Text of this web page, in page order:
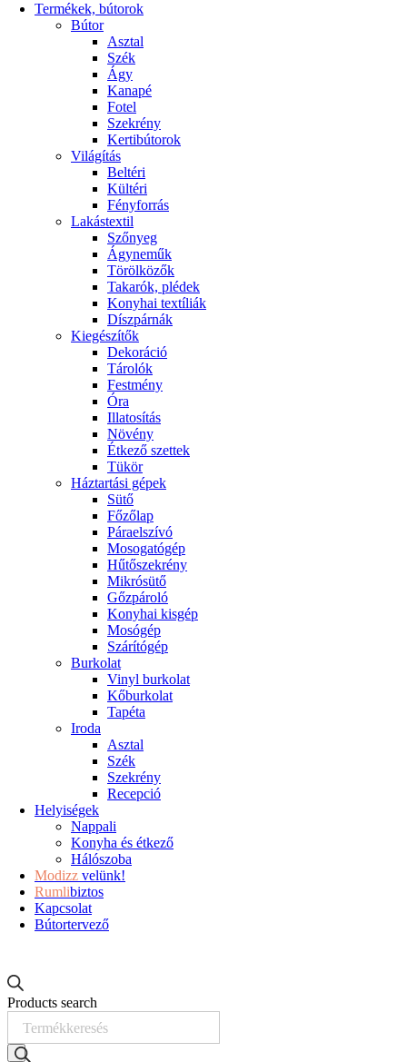
Termékek, bútorok
Bútor
Asztal
Szék
Ágy
Kanapé
Fotel
Szekrény
Kertibútorok
Világítás
Beltéri
Kültéri
Fényforrás
Lakástextil
Szőnyeg
Ágyneműk
Törölközők
Takarók, plédek
Konyhai textíliák
Díszpárnák
Kiegészítők
Dekoráció
Tárolók
Festmény
Óra
Illatosítás
Növény
Étkező szettek
Tükör
Háztartási gépek
Sütő
Főzőlap
Páraelszívó
Mosogatógép
Hűtőszekrény
Mikrósütő
Gőzpároló
Konyhai kisgép
Mosógép
Szárítógép
Burkolat
Vinyl burkolat
Kőburkolat
Tapéta
Iroda
Asztal
Szék
Szekrény
Recepció
Helyiségek
Nappali
Konyha és étkező
Hálószoba
Modizz velünk!
Rumlibiztos
Kapcsolat
Bútortervező
Products search